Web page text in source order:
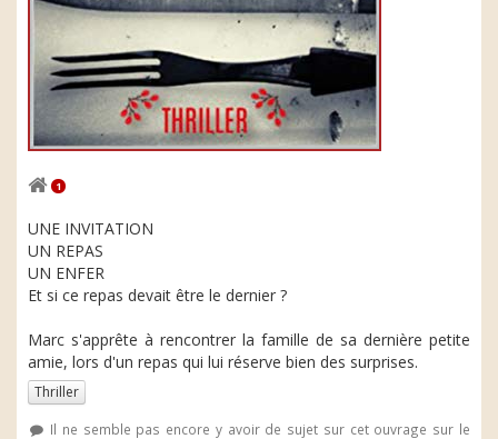
1
UNE INVITATION
UN REPAS
UN ENFER
Et si ce repas devait être le dernier ?
Marc s'apprête à rencontrer la famille de sa dernière petite
amie, lors d'un repas qui lui réserve bien des surprises.
Thriller
Il ne semble pas encore y avoir de sujet sur cet ouvrage sur le